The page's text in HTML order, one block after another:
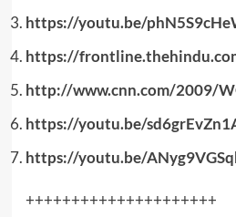
https://youtu.be/
https://
http://www.cnn.com/2009/
https://youtu.be/
https://youtu.be/
+++++++++++++++++++++